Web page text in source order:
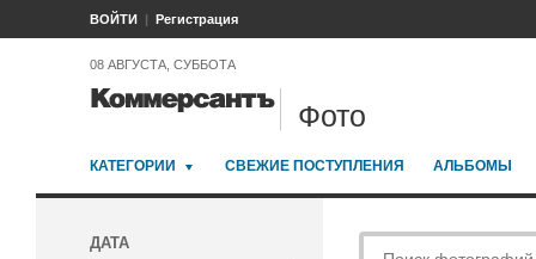
ВОЙТИ Регистрация
08 АВГУСТА, СУББОТА
Фото
КАТЕГОРИИ СВЕЖИЕ ПОСТУПЛЕНИЯ АЛЬБОМЫ
ДАТА